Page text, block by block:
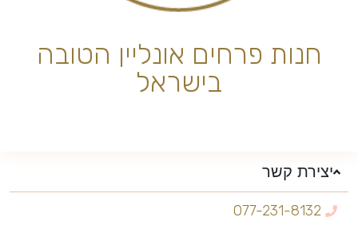
חנות פרחים אונליין הטובה
בישראל
יצירת קשר
077-231-8132